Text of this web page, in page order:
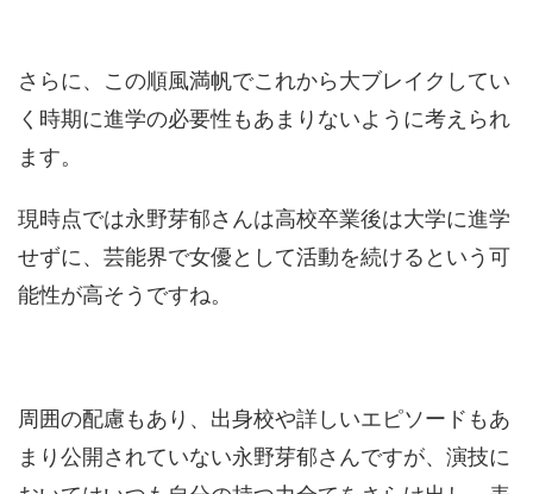
さらに、この順風満帆でこれから大ブレイクしてい
く時期に進学の必要性もあまりないように考えられ
ます。
現時点では永野芽郁さんは高校卒業後は大学に進学
せずに、芸能界で女優として活動を続けるという可
能性が高そうですね。
周囲の配慮もあり、出身校や詳しいエピソードもあ
まり公開されていない永野芽郁さんですが、演技に